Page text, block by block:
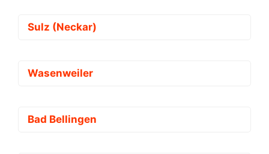
Sulz (Neckar)
Wasenweiler
Bad Bellingen